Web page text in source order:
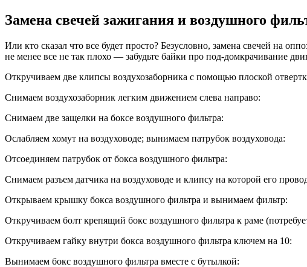
Замена свечей зажигания и воздушного
Или кто сказал что все будет просто? Безусловно, замена свечей на
не менее все не так плохо — забудьте байки про под-домкрачивание
Откручиваем две клипсы воздухозаборника с помощью плоской
Снимаем воздухозаборник легким движением слева направо:
Снимаем две защелки на боксе воздушного фильтра:
Ослабляем хомут на воздуховоде; вынимаем патрубок воздуховода:
Отсоединяем патрубок от бокса воздушного фильтра:
Снимаем разъем датчика на воздуховоде и клипсу на которой его
Открываем крышку бокса воздушного фильтра и вынимаем фильтр:
Откручиваем болт крепящий бокс воздушного фильтра к раме
Откручиваем гайку внутри бокса воздушного фильтра ключем на 10:
Вынимаем бокс воздушного фильтра вместе с бутылкой: